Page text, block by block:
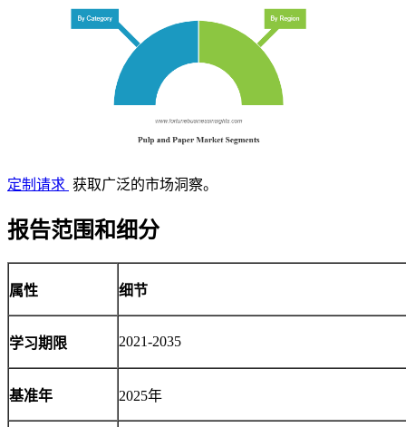
定制请求 获取广泛的市场洞察。
报告范围和细分
属性 细节
学习期限 2021-2035
基准年 2025年